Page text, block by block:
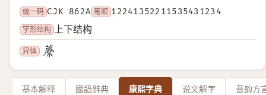
统一码 CJK 862A 笔顺 12241352211535431234
字形结构
上下结构
异体
基本解释 國語辭典 康熙字典 说文解字 音韵方